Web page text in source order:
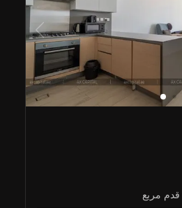
قدم مربع